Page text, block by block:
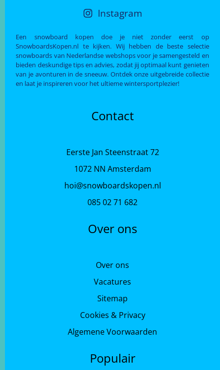
Instagram
Een snowboard kopen doe je niet zonder eerst op
SnowboardsKopen.nl te kijken. Wij hebben de beste selectie
snowboards van Nederlandse webshops voor je samengesteld en
bieden deskundige tips en advies, zodat jij optimaal kunt genieten
van je avonturen in de sneeuw. Ontdek onze uitgebreide collectie
en laat je inspireren voor het ultieme wintersportplezier!
Contact
Eerste Jan Steenstraat 72
1072 NN Amsterdam
hoi@snowboardskopen.nl
085 02 71 682
Over ons
Over ons
Vacatures
Sitemap
Cookies & Privacy
Algemene Voorwaarden
Populair